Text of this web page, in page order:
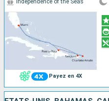
Payez en 4X
Independence of the Seas